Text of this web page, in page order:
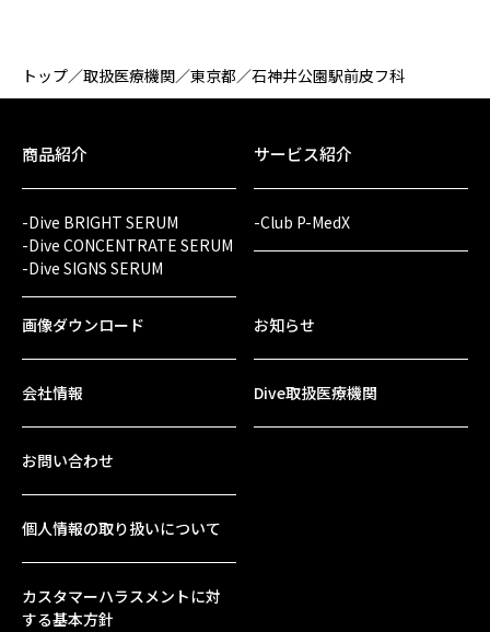
トップ／取扱医療機関／東京都／石神井公園駅前皮フ科
商品紹介
-Dive BRIGHT SERUM
-Dive CONCENTRATE SERUM
-Dive SIGNS SERUM
サービス紹介
-Club P-MedX
画像ダウンロード
会社情報
お知らせ
Dive取扱医療機関
お問い合わせ
個人情報の取り扱いについて
カスタマーハラスメントに対
する基本方針